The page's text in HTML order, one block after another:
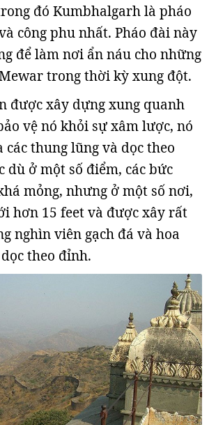
đó Kumbhalgarh là pháo
công phu nhất. Pháo đài này
để làm nơi ẩn náu cho những
trong thời kỳ xung đột.
được xây dựng xung quanh
vệ nó khỏi sự xâm lược, nó
thung lũng và dọc theo
dù ở một số điểm, các bức
mỏng, nhưng ở một số nơi,
hơn 15 feet và được xây rất
nghìn viên gạch đá và hoa
theo đỉnh.